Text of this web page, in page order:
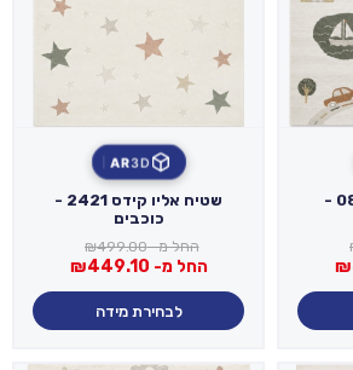
שטיח אליו קידס 080 -
₪
3D
AR
שטיח אליו קידס 2421 -
כוכבים
החל מ- ₪499.00
החל מ- ₪449.10
לבחירת מידה